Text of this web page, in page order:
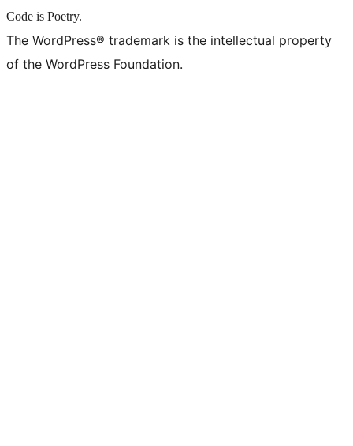
Code is Poetry.
The WordPress® trademark is the intellectual property
of the WordPress Foundation.